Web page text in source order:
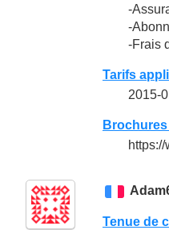
-
-
-Frais
Tarifs
2015-
Tenue de